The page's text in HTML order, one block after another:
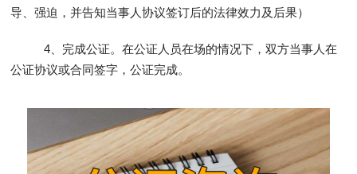
导、强迫，并告知当事人协议签订后的法律效力及后果）
4、完成公证。在公证人员在场的情况下，双方当事人在
公证协议或合同签字，公证完成。